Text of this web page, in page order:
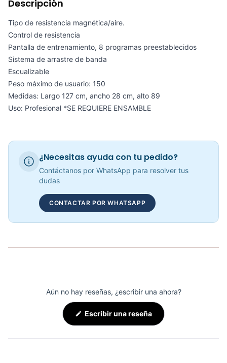
COP 3,000,211.00
COP 3,855,701.00
COP 87,263.00
Descripción
Tipo de resistencia magnética/aire.
Control de resistencia
Pantalla de entrenamiento, 8 programas preestablecidos
Sistema de arrastre de banda
Escualizable
Peso máximo de usuario: 150
Medidas: Largo 127 cm, ancho 28 cm, alto 89
Uso: Profesional *SE REQUIERE ENSAMBLE
¿Necesitas ayuda con tu pedido?
Contáctanos por WhatsApp para resolver tus
dudas
CONTACTAR POR WHATSAPP
Aún no hay reseñas, ¿escribir una ahora?
Escribir una reseña(Se
abre
en
nueva